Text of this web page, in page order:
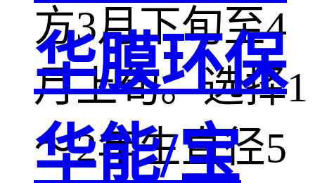
方3月下旬至4
月上旬。选择1
～2年生直径5
华膜环保
华能/宝